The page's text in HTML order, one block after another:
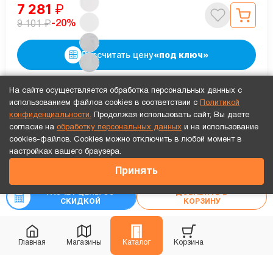
Главная Магазины Каталог Корзина
Точный расчет за 10 минут по СМС или телефону!
СКИДКОЙ
КОРЗИНУ
7 281 ₽
9 101₽-20%
Рассчитать цену«под ключ»
Каждая 3-я дверь бесплатно!
В наличии
Монтаж 0₽
Видео обзор
На сайте осуществляется обработка персональных данных с
использованием файлов cookies в соответствии с
Политикой
конфиденциальности. Продолжая использовать сайт, Вы даете
согласие на обработку персональных данных и на использование
cookies-файлов. Cookies можно отключить в любой момент в
настройках вашего браузера.
Принять